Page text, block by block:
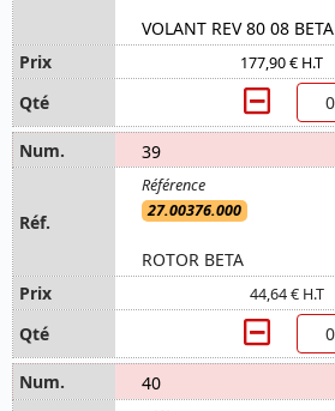
VOLANT REV 80 08 BETA
177,90 € H.T
39
27.00376.000
ROTOR BETA
44,64 € H.T
40